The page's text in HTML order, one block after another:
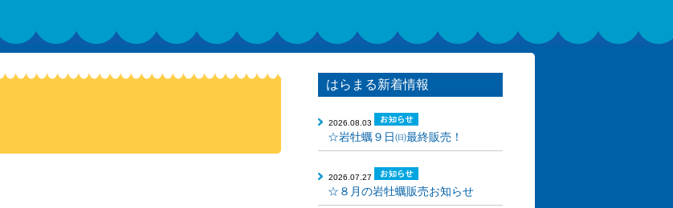
はらまる新着情報
2026.08.03
☆岩牡蠣９日㈰最終販売！
2026.07.27
☆８月の岩牡蠣販売お知らせ